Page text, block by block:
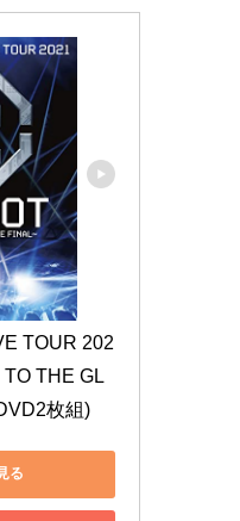
TOUR 202
THE GL
枚組)
る